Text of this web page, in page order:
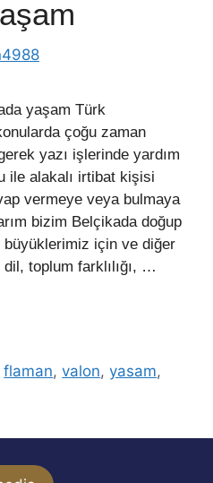
yaşam Türk
çoğu zaman
yazı işlerinde yardım
ile alakalı irtibat kişisi
vermeye veya bulmaya
bizim Belçikada doğup
için ve diğer
toplum farklılığı, …
flaman,valon,yasam,